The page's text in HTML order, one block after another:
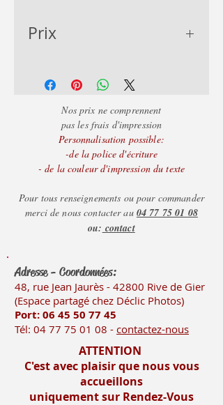
Prix
-de 100 = 3.08€
e 100 = 2.78€
Nos prix ne comprennent
pas les frais d'impression
Personnalisation possible:
-de la police d'écriture
- de la couleur d'impression du texte
Pour tous renseignements ou pour commander
merci de nous contacter au 04 77 75 01 08
ou: contact
Adresse - Coordonnées:
48, rue Jean Jaurès - 42800 Rive de Gier
(Espace partagé chez Déclic Photos)
Port: 06 45 50 77 45
Tél: 04 77 75 01 08 - contactez-nous
ATTENTION
C'est avec plaisir que nous vous
accueillons
uniquement sur Rendez-Vous